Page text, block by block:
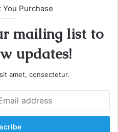
Purchase
mailing list to
updates!
amet, consectetur.